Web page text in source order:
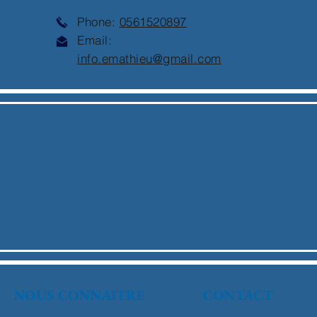
Phone: 0561520897
Email:
info.emathieu@gmail.com
NOUS CONNAITRE CONTACT